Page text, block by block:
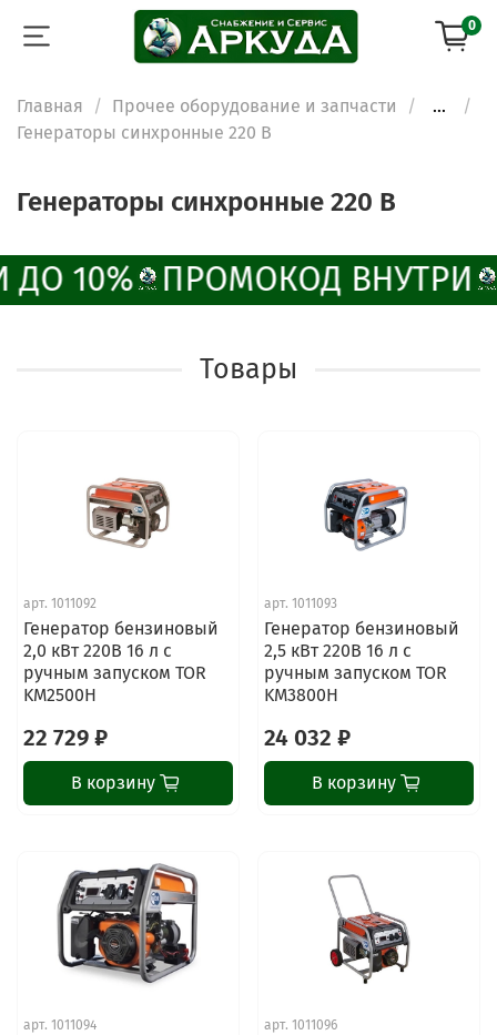
0
Главная Прочее оборудование и запчасти
...
Генераторы синхронные 220 В
Генераторы синхронные 220 В
10% ПРОМОКОД ВНУТРИ
Товары
арт. 1011092
Генератор бензиновый
2,0 кВт 220В 16 л с
ручным запуском TOR
KM2500H
22 729 ₽
В корзину
арт. 1011093
Генератор бензиновый
2,5 кВт 220В 16 л с
ручным запуском TOR
KM3800H
24 032 ₽
В корзину
арт. 1011094 арт. 1011096